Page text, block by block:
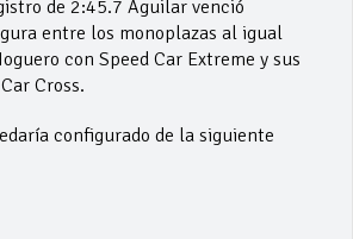
de 2:45.7 Aguilar venció
entre los monoplazas al igual
con Speed Car Extreme y sus
Cross.
configurado de la siguiente